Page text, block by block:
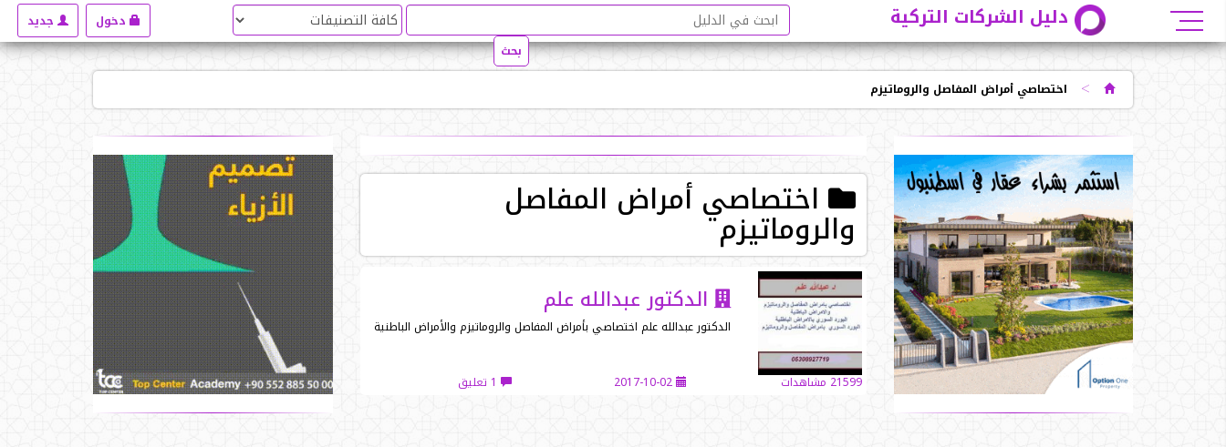
دليل الشركات التركية دخول جديد
> اختصاصي أمراض المفاصل والروماتيزم
اختصاصي أمراض المفاصل
والروماتيزم
الدكتور عبدالله علم
الدكتور عبدالله علم اختصاصي بأمراض المفاصل والروماتيزم والأمراض الباطنية
21599 مشاهدات 2017-10-02 1 تعليق